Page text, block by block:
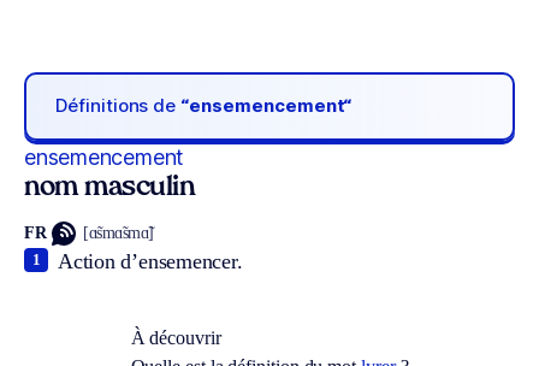
Définitions de “ensemencement“
ensemencement
nom masculin
FR [ɑ̃smɑ̃smɑ̃]
Action d’ensemencer.
1
À découvrir